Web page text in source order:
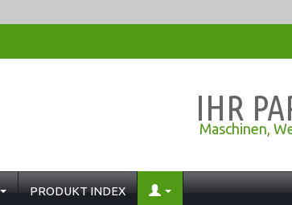
IHR
Maschinen,
PRODUKT INDEX